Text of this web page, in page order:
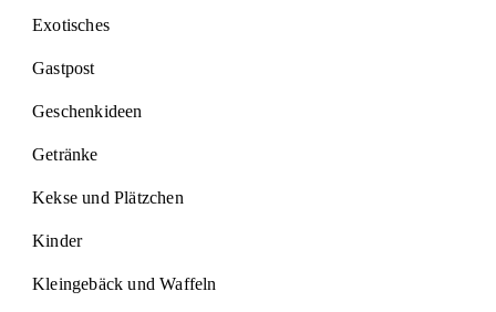
Exotisches
Gastpost
Geschenkideen
Getränke
Kekse und Plätzchen
Kinder
Kleingebäck und Waffeln